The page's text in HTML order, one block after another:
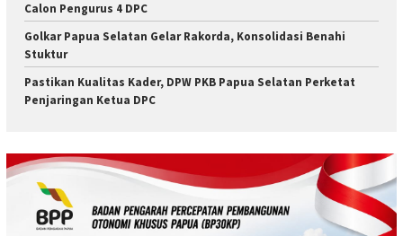
Calon Pengurus 4 DPC
Golkar Papua Selatan Gelar Rakorda, Konsolidasi Benahi
Stuktur
Pastikan Kualitas Kader, DPW PKB Papua Selatan Perketat
Penjaringan Ketua DPC